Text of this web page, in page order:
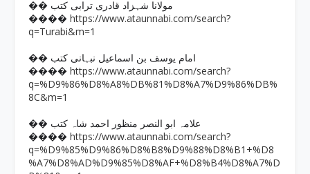
�� مولانا شہزاد قادری ترابی کتب
���� https://www.ataunnabi.com/search?
q=Turabi&m=1
�� امام یوسف بن اسماعیل نبہانی کتب
���� https://www.ataunnabi.com/search?
q=%D9%86%D8%A8%DB%81%D8%A7%D9%86%DB%
8C&m=1
�� علامہ ابو النصر منظور احمد شاہ کتب
���� https://www.ataunnabi.com/search?
q=%D9%85%D9%86%D8%B8%D9%88%D8%B1+%D8
%A7%D8%AD%D9%85%D8%AF+%D8%B4%D8%A7%D